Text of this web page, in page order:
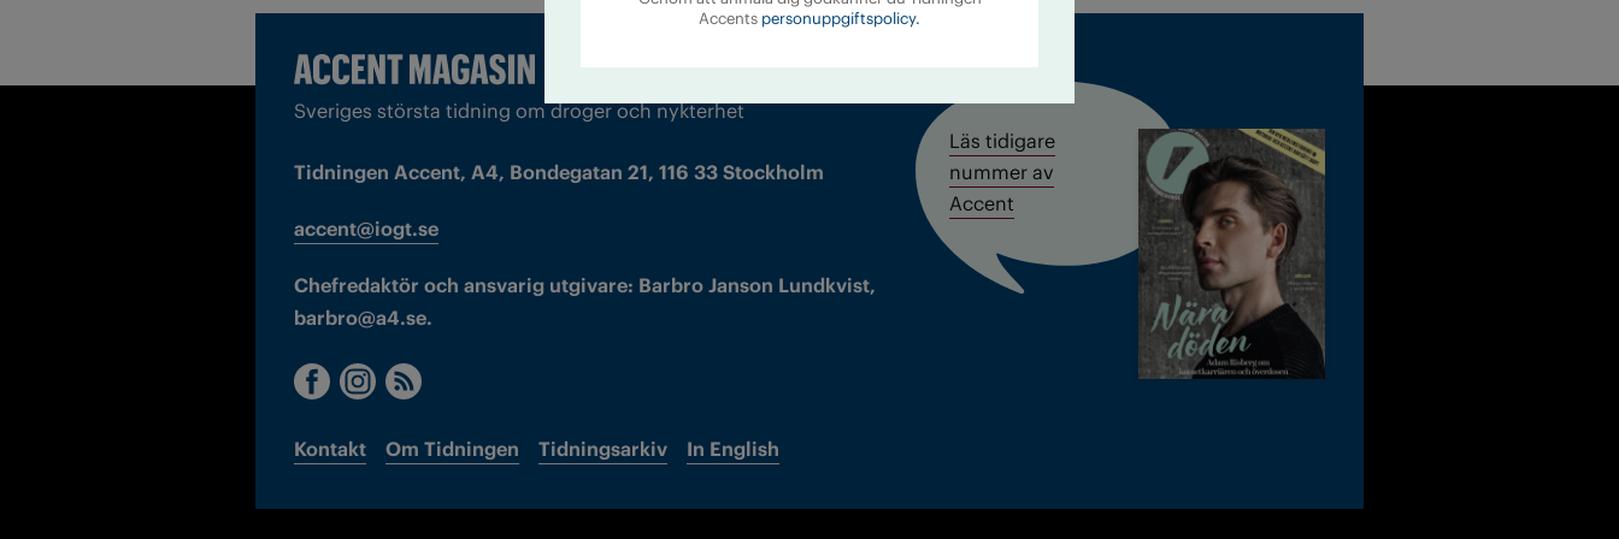
Sveriges största tidning om droger och nykterhet
Tidningen Accent, A4, Bondegatan 21, 116 33 Stockholm
accent@iogt.se
Chefredaktör och ansvarig utgivare: Barbro Janson Lundkvist,
barbro@a4.se.
Kontakt Om Tidningen Tidningsarkiv In English
Läs tidigare
nummer av
Accent
Accents personuppgiftspolicy.